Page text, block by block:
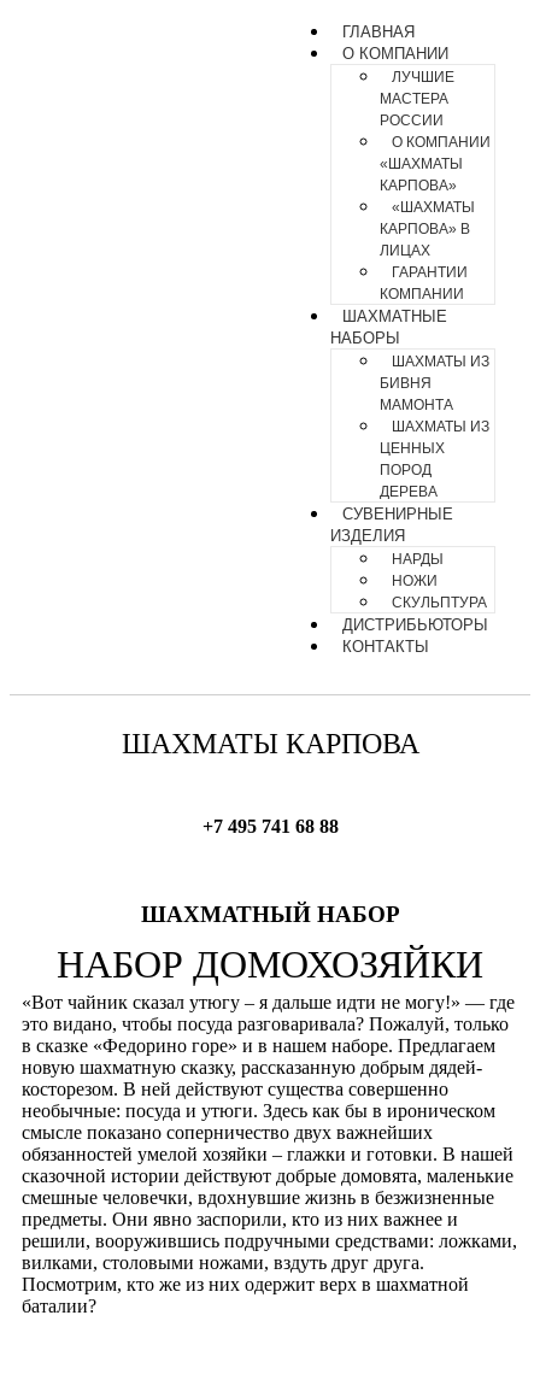
ГЛАВНАЯ
О КОМПАНИИ
ЛУЧШИЕ
МАСТЕРА
РОССИИ
О КОМПАНИИ
«ШАХМАТЫ
КАРПОВА»
«ШАХМАТЫ
КАРПОВА» В
ЛИЦАХ
ГАРАНТИИ
КОМПАНИИ
ШАХМАТНЫЕ
НАБОРЫ
ШАХМАТЫ ИЗ
БИВНЯ
МАМОНТА
ШАХМАТЫ ИЗ
ЦЕННЫХ
ПОРОД
ДЕРЕВА
СУВЕНИРНЫЕ
ИЗДЕЛИЯ
НАРДЫ
НОЖИ
СКУЛЬПТУРА
ДИСТРИБЬЮТОРЫ
КОНТАКТЫ
ШАХМАТЫ КАРПОВА
+7 495 741 68 88
ШАХМАТНЫЙ НАБОР
НАБОР ДОМОХОЗЯЙКИ
«Вот чайник сказал утюгу – я дальше идти не могу!» — где
это видано, чтобы посуда разговаривала? Пожалуй, только
в сказке «Федорино горе» и в нашем наборе. Предлагаем
новую шахматную сказку, рассказанную добрым дядей-
косторезом. В ней действуют существа совершенно
необычные: посуда и утюги. Здесь как бы в ироническом
смысле показано соперничество двух важнейших
обязанностей умелой хозяйки – глажки и готовки. В нашей
сказочной истории действуют добрые домовята, маленькие
смешные человечки, вдохнувшие жизнь в безжизненные
предметы. Они явно заспорили, кто из них важнее и
решили, вооружившись подручными средствами: ложками,
вилками, столовыми ножами, вздуть друг друга.
Посмотрим, кто же из них одержит верх в шахматной
баталии?